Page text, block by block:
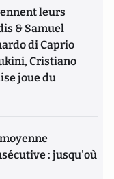
leurs
& Samuel
di Caprio
Cristiano
joue du
: jusqu'où